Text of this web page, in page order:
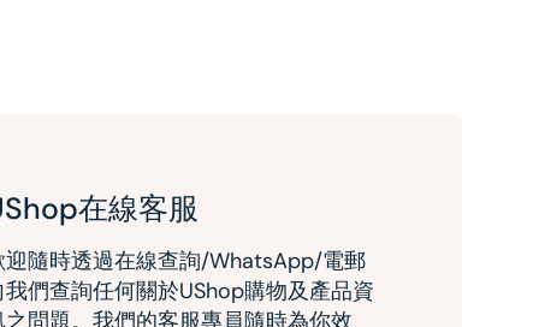
在線客服
迎隨時透過在線查詢/WhatsApp/電郵
我們查詢任何關於UShop購物及產品資